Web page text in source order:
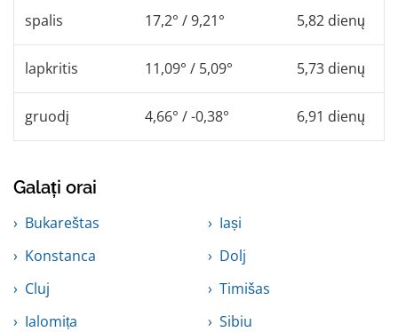
spalis 17,2° / 9,21° 5,82 dienų
lapkritis 11,09° / 5,09° 5,73 dienų
gruodį 4,66° / -0,38° 6,91 dienų
Galați orai
Bukareštas
Iași
Konstanca
Dolj
Cluj
Timišas
Ialomița
Sibiu